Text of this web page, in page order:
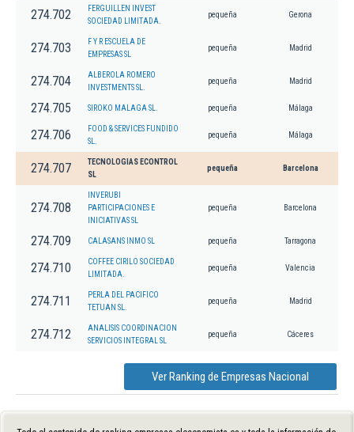
274.702
FERGUILLEN INVEST
SOCIEDAD LIMITADA.
pequeña Gerona
274.703
F Y R ESCUELA DE
EMPRESAS SL
pequeña Madrid
274.704
ALBEROLA ROMERO
INVESTMENTS SL.
pequeña Madrid
274.705 SIROKO MALAGA SL. pequeña Málaga
274.706
FOOD & SERVICES FUNDIDO
SL.
pequeña Málaga
274.707
TECNOLOGIAS ECONTROL
SL
pequeña Barcelona
274.708
INVERUBI
PARTICIPACIONES E
INICIATIVAS SL
pequeña Barcelona
274.709 CALASANS INMO SL pequeña Tarragona
274.710
COFFEE CIRILO SOCIEDAD
LIMITADA.
pequeña Valencia
274.711
PERLA DEL PACIFICO
TETUAN SL.
pequeña Madrid
274.712
ANALISIS COORDINACION
SERVICIOS INTEGRAL SL
pequeña Cáceres
Ver Ranking de Empresas Nacional